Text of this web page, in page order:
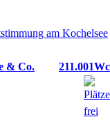
& Co.
211.001Wc